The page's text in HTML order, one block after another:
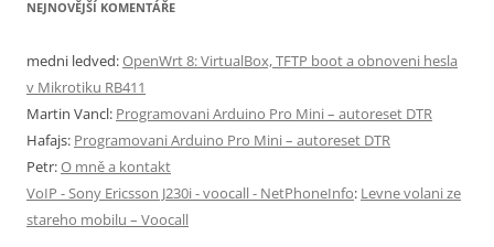
NEJNOVĚJŠÍ KOMENTÁŘE
medni ledved:OpenWrt 8: VirtualBox, TFTP boot a obnoveni hesla
v Mikrotiku RB411
Martin Vancl: Programovani Arduino Pro Mini – autoreset DTR
Hafajs: Programovani Arduino Pro Mini – autoreset DTR
Petr:O mně a kontakt
VoIP - Sony Ericsson J230i - voocall - NetPhoneInfo: Levne volani ze
stareho mobilu – Voocall